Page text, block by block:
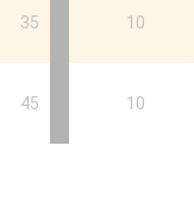
35 10
45 10